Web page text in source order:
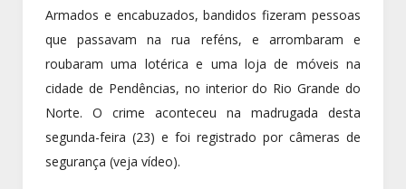
Armados e encabuzados, bandidos fizeram pessoas
que passavam na rua reféns, e arrombaram e
roubaram uma lotérica e uma loja de móveis na
cidade de Pendências, no interior do Rio Grande do
Norte. O crime aconteceu na madrugada desta
segunda-feira (23) e foi registrado por câmeras de
segurança (veja vídeo).